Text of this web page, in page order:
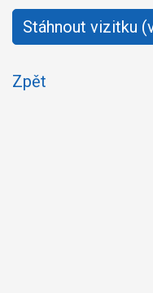
Stáhnout vizitku
Zpět